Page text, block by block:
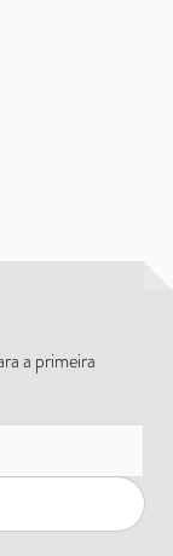
a primeira